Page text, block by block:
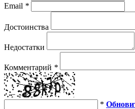
Email *
Достоинства
Недостатки
Комментарий *
*